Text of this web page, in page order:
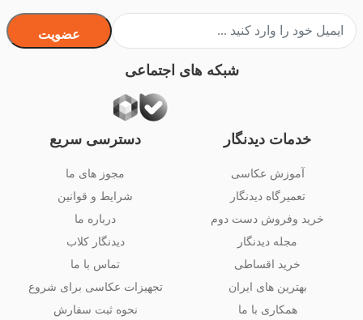
خدمات دیدنگار
آموزش عکاسی
تعمیرگاه دیدنگار
خرید وفروش دست دوم
مجله دیدنگار
خرید اقساطی
بهترین های ایران
همکاری با ما
دسترسی سریع
مجوز های ما
شرایط و قوانین
درباره ما
دیدنگار کلاب
تماس با ما
تجهیزات عکاسی برای شروع
نحوه ثبت سفارش
عضویت
شبکه های اجتماعی